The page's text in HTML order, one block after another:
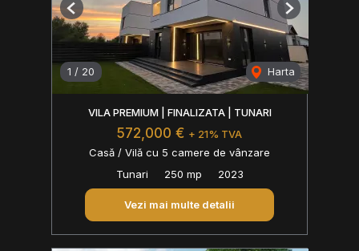
1 / 20 Harta
Previous Next
VILA PREMIUM | FINALIZATA | TUNARI
572,000 € + 21% TVA
Casă / Vilă cu 5 camere de vânzare
Tunari
250 mp 2023
Vezi mai multe detalii